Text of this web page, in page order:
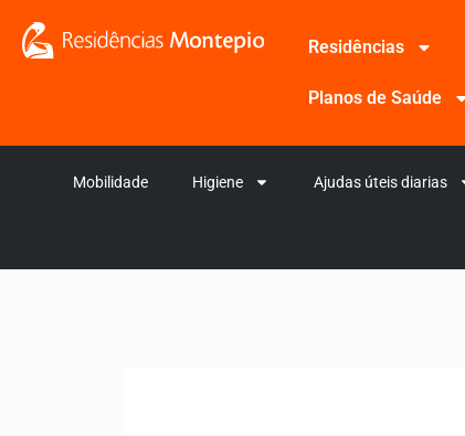
Residências
Planos de Saúde
Mobilidade Higiene Ajudas úteis diarias